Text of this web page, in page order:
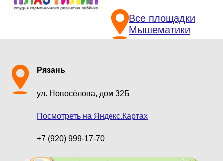
Все площадки
Мышематики
Рязань
ул. Новосёлова, дом 32Б
Посмотреть на Яндекс.Картах
+7 (920) 999-17-70